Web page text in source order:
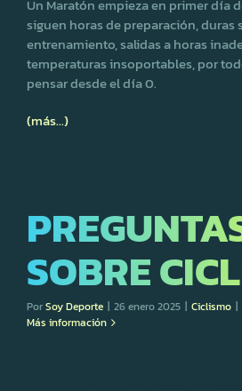
Un Maratón empieza en primer día
siguen horas de preparación, duras
entrenamiento, salidas a horas
temperaturas insoportables, por
pensar desde el día 0.
(más…)
SOBRE
PorSoy Deporte | 26 enero 2025 | Ciclismo |
Más información